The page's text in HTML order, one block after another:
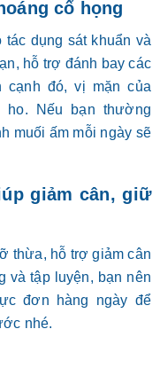
cổ họng
dụng sát khuẩn và
hỗ trợ đánh bay các
cạnh đó, vị mặn của
ho. Nếu bạn thường
muối ấm mỗi ngày sẽ
giảm cân, giữ
thừa, hỗ trợ giảm cân
và tập luyện, bạn nên
đơn hàng ngày để
nhé.